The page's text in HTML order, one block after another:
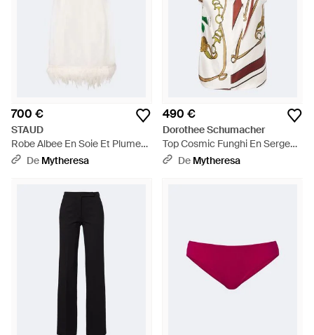
700 €
STAUD
Robe Albee En Soie Et Plumes
- Blanc
De Mytheresa
490 €
Dorothee Schumacher
Top Cosmic Funghi En Serge
De Soie - Blanc
De Mytheresa